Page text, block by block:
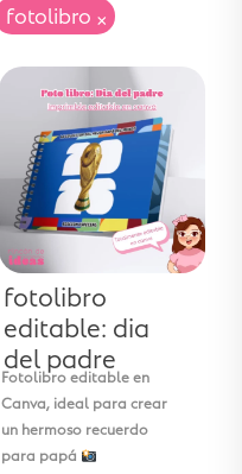
fotolibro ×
fotolibro
editable: dia
del padre
Fotolibro editable en
Canva, ideal para crear
un hermoso recuerdo
para papá